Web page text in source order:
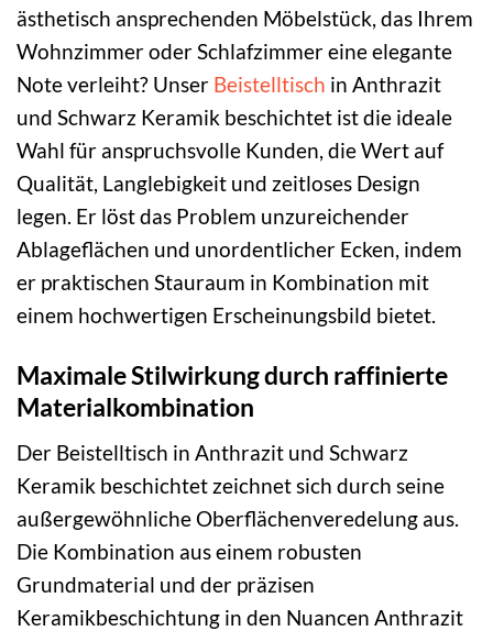
ästhetisch ansprechenden Möbelstück, das Ihrem
Wohnzimmer oder Schlafzimmer eine elegante
Note verleiht? Unser Beistelltisch in Anthrazit
und Schwarz Keramik beschichtet ist die ideale
Wahl für anspruchsvolle Kunden, die Wert auf
Qualität, Langlebigkeit und zeitloses Design
legen. Er löst das Problem unzureichender
Ablageflächen und unordentlicher Ecken, indem
er praktischen Stauraum in Kombination mit
einem hochwertigen Erscheinungsbild bietet.
Maximale Stilwirkung durch raffinierte
Materialkombination
Der Beistelltisch in Anthrazit und Schwarz
Keramik beschichtet zeichnet sich durch seine
außergewöhnliche Oberflächenveredelung aus.
Die Kombination aus einem robusten
Grundmaterial und der präzisen
Keramikbeschichtung in den Nuancen Anthrazit